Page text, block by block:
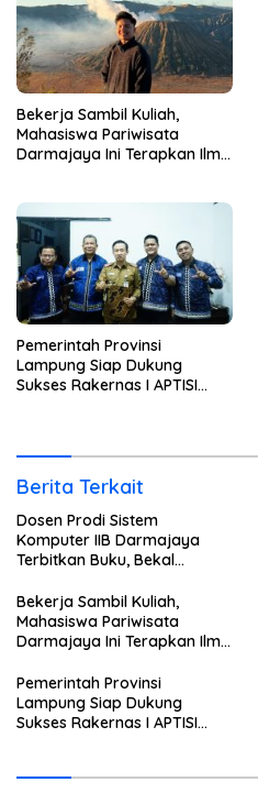
Bekerja Sambil Kuliah,
Mahasiswa Pariwisata
Darmajaya Ini Terapkan Ilmu
Pemerintah Provinsi
Lampung Siap Dukung
Sukses Rakernas I APTISI
Berita Terkait
Dosen Prodi Sistem
Komputer IIB Darmajaya
Terbitkan Buku, Bekal
Sensor dan Aktuator
Bekerja Sambil Kuliah,
Mahasiswa Pariwisata
Darmajaya Ini Terapkan Ilmu
Pemerintah Provinsi
Lampung Siap Dukung
Sukses Rakernas I APTISI